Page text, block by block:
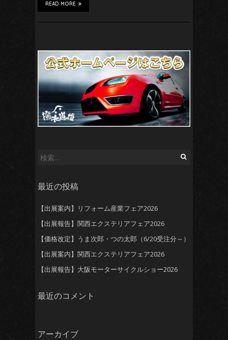
READ MORE
検
最近の投稿
【出展案内】リフォーム産業フェア2026
【出展報告】関西エクステリアフェア2026
【価格改定】うま次郎・つの太郎（6/20受注分～）
【出展案内】関西エクステリアフェア2026
【出展報告】大阪モーターサイクルショー2026
最近のコメント
アーカイブ